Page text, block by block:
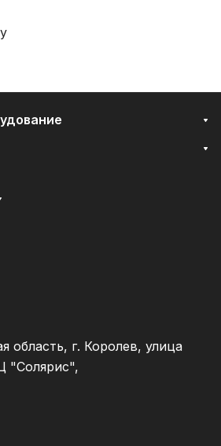
область, г. Королев, улица
"Солярис",